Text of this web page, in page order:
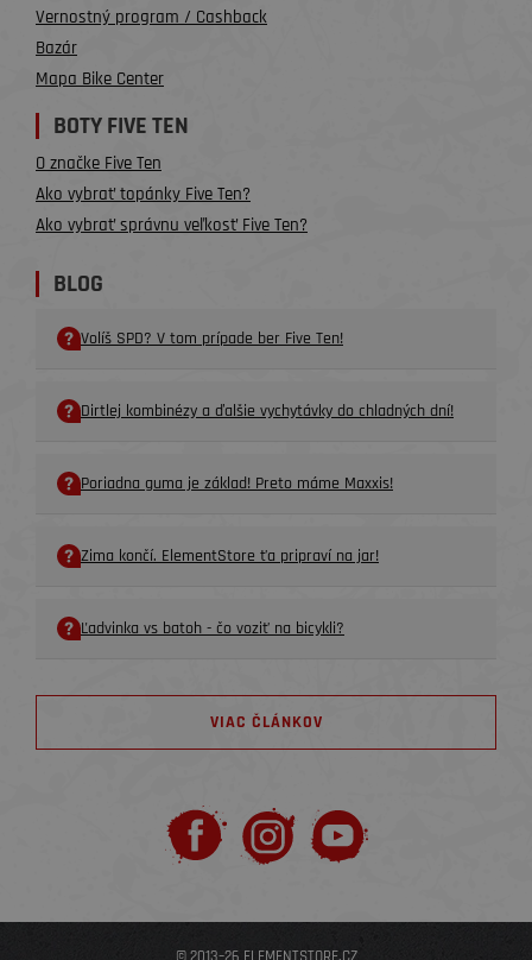
Vernostný program / Cashback
Bazár
Mapa Bike Center
BOTY FIVE TEN
O značke Five Ten
Ako vybrať topánky Five Ten?
Ako vybrať správnu veľkosť Five Ten?
BLOG
Volíš SPD? V tom prípade ber Five Ten!
Dirtlej kombinézy a ďalšie vychytávky do chladných dní!
Poriadna guma je základ! Preto máme Maxxis!
Zima končí. ElementStore ťa pripraví na jar!
Ľadvinka vs batoh - čo voziť na bicykli?
VIAC ČLÁNKOV